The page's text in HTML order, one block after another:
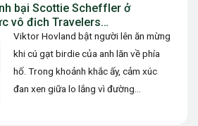
bại Scottie Scheffler ở
vô địch Travelers
Viktor Hovland bật người lên ăn mừng
khi cú gạt birdie của anh lăn về phía
hố. Trong khoảnh khắc ấy, cảm xúc
đan xen giữa lo lắng vì đường…